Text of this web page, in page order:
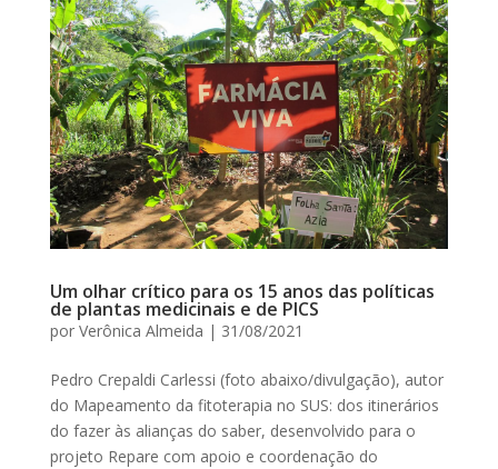
Um olhar crítico para os 15 anos das políticas
de plantas medicinais e de PICS
por Verônica Almeida | 31/08/2021
Pedro Crepaldi Carlessi (foto abaixo/divulgação), autor
do Mapeamento da fitoterapia no SUS: dos itinerários
do fazer às alianças do saber, desenvolvido para o
projeto Repare com apoio e coordenação do